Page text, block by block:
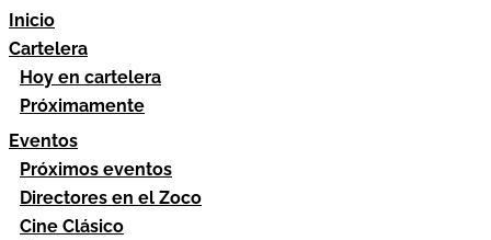
Inicio
Cartelera
Hoy en cartelera
Próximamente
Eventos
Próximos eventos
Directores en el Zoco
Cine Clásico